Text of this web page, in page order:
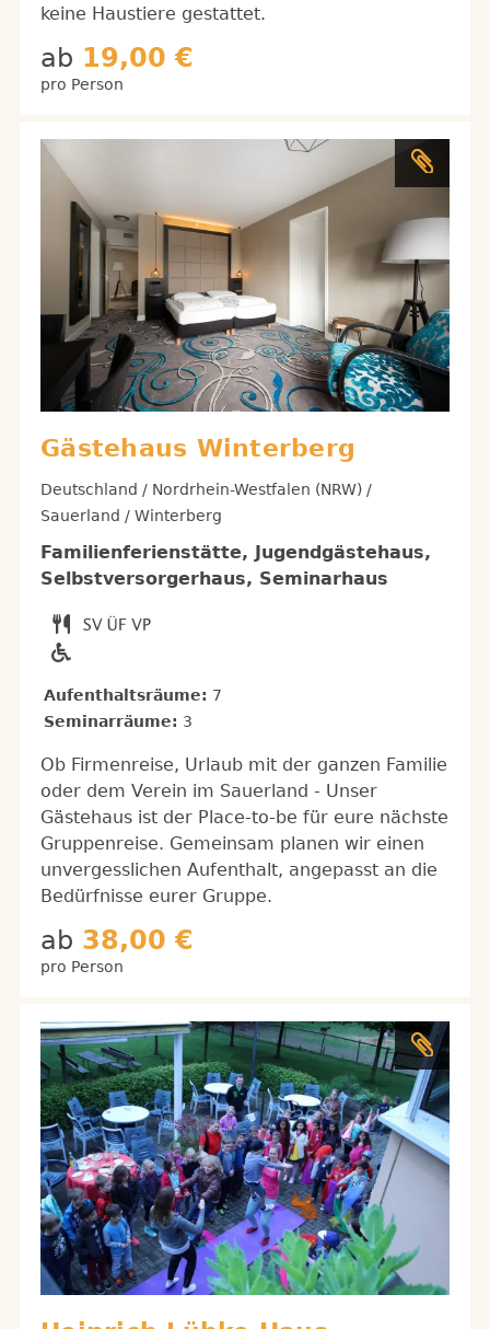
keine Haustiere gestattet.
ab 19,00 €
pro Person
Gästehaus Winterberg
Deutschland / Nordrhein-Westfalen (NRW) /
Sauerland / Winterberg
Familienferienstätte, Jugendgästehaus,
Selbstversorgerhaus, Seminarhaus
Aufenthaltsräume: 7
Seminarräume: 3
Ob Firmenreise, Urlaub mit der ganzen Familie
oder dem Verein im Sauerland - Unser
Gästehaus ist der Place-to-be für eure nächste
Gruppenreise. Gemeinsam planen wir einen
unvergesslichen Aufenthalt, angepasst an die
Bedürfnisse eurer Gruppe.
ab 38,00 €
pro Person